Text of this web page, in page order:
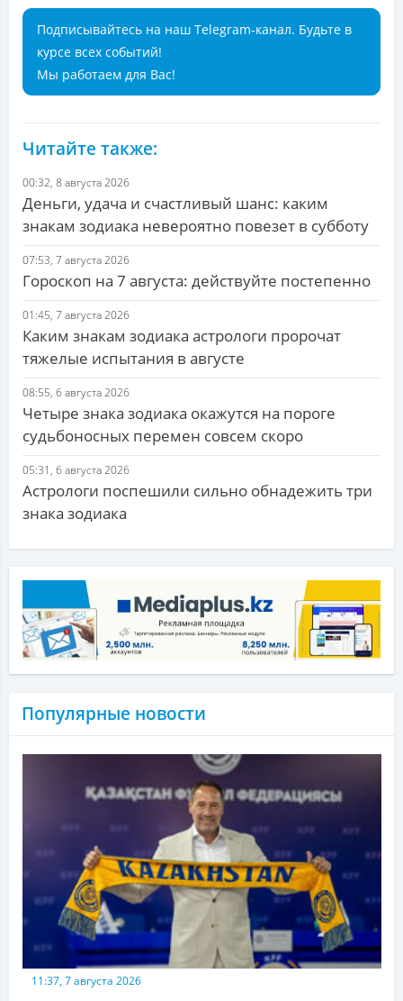
Подписывайтесь на наш Telegram-канал. Будьте в
курсе всех событий!
Мы работаем для Вас!
Читайте также:
00:32, 8 августа 2026
Деньги, удача и счастливый шанс: каким
знакам зодиака невероятно повезет в субботу
07:53, 7 августа 2026
Гороскоп на 7 августа: действуйте постепенно
01:45, 7 августа 2026
Каким знакам зодиака астрологи пророчат
тяжелые испытания в августе
08:55, 6 августа 2026
Четыре знака зодиака окажутся на пороге
судьбоносных перемен совсем скоро
05:31, 6 августа 2026
Астрологи поспешили сильно обнадежить три
знака зодиака
Популярные новости
11:37, 7 августа 2026